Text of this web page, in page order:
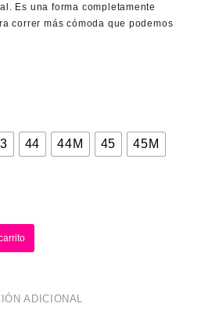
Es una forma completamente
correr más cómoda que podemos
44 44M 45 45M
ADICIONAL